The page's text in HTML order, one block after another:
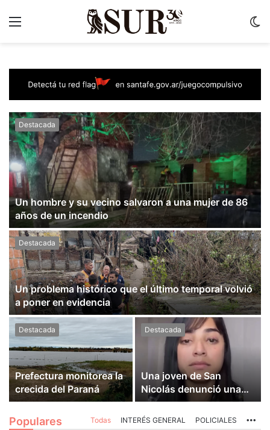
Destacada
Un hombre y su vecino salvaron a una mujer de 86
años de un incendio
Destacada
Un problema histórico que el último temporal volvió
a poner en evidencia
Destacada
Prefectura monitorea la
crecida del Paraná
Destacada
Una joven de San
Nicolás denunció una
brutal agresión en Villa
Constitución
Populares Todas INTERÉS GENERAL POLICIALES